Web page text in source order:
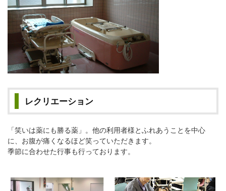
レクリエーション
「笑いは薬にも勝る薬」。他の利用者様とふれあうことを中心
に、お腹が痛くなるほど笑っていただきます。
季節に合わせた行事も行っております。